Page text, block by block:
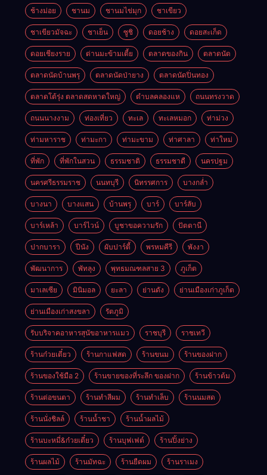
ช้างม่อย ชานม ชานมไข่มุก ชาเขียว
ชาเขียวมัจฉะ ชาเย็น ซูชิ ดอยช้าง ดอยสะเก็ด
ดอยเชียงราย ด่านมะข้ามเตี้ย ตลาดของกิน ตลาดนัด
ตลาดนัดบ้านพรุ ตลาดนัดป่ายาง ตลาดนัดปิ่นทอง
ตลาดโต้รุ่ง ตลาดสดหาดใหญ่ ตำบลคลองแห ถนนทรงวาด
ถนนนางงาม ท่องเที่ยว ทะเล ทะเลหมอก ท่าม่วง
ท่ามหาราช ท่ามะกา ท่ามะขาม ท่าศาลา ท่าใหม่
ที่พัก ที่พักในสวน ธรรมชาติ ธรรมชาตื นครปฐม
นครศรีธรรมราช นนทบุรี นิทรรศการ บางกล่ำ
บางนา บางแสน บ้านพรุ บาร์ บาร์ลับ
บาร์เหล้า บาร์ไวน์ บูชาขอความรัก ปัตตานี
ปากบารา ปีนัง ผับปาร์ตี้ พรหมคีรี พังงา
พัฒนาการ พัทลุง พุทธมณฑลสาย 3 ภูเก็ต
มาเลเซีย มินิมอล ยะลา ย่านดัง ย่านเมืองเก่าภูเก็ต
ย่านเมืองเก่าสงขลา รัตภูมิ
รับบริจาคอาหารสุนัขอาหารแมว ราชบุรี ราชเทวี
ร้านก๋วยเตี๋ยว ร้านกาแฟสด ร้านขนม ร้านของฝาก
ร้านของใช้มือ 2 ร้านขายของที่ระลึก ของฝาก ร้านข้าวต้ม
ร้านต่อขนตา ร้านทำสีผม ร้านทำเล็บ ร้านนมสด
ร้านนั่งชิลล์ ร้านน้ำชา ร้านน้ำผลไม้
ร้านบะหมี่&ก๋วยเตี๋ยว ร้านบุฟเฟต์ ร้านปิ้งย่าง
ร้านผลไม้ ร้านมัทฉะ ร้านยืดผม ร้านราเมง